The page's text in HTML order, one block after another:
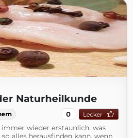
Naturheilkunde
0 Lecker
wieder erstaunlich, was
alles herausfinden kann, wenn